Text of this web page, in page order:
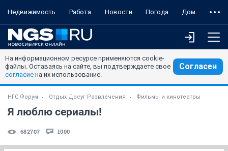
Недвижимость Работа Новости Погода Дом
На информационном ресурсе применяются cookie-
файлы. Оставаясь на сайте, вы подтверждаете свое
согласие на их использование.
Согласен
НГС.Форум Отдых Досуг Развлечения Фильмы и кинотеатры
Я люблю сериалы!
682707 1000